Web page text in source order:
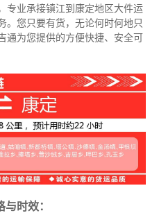
专业承接镇江到康定地区大件运
您只要有货，无论何时何地只
通为您提供的方便快捷、安全可
时效：